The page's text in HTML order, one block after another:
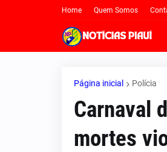
Home Quem Somos
Página inicial Polícia
Carnaval
mortes